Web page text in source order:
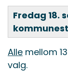
Fredag 18.
Alle mellom
valg.